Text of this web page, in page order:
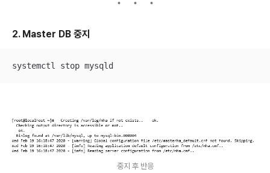
2. Master DB 중지
systemctl stop mysqld
중지 후 반응